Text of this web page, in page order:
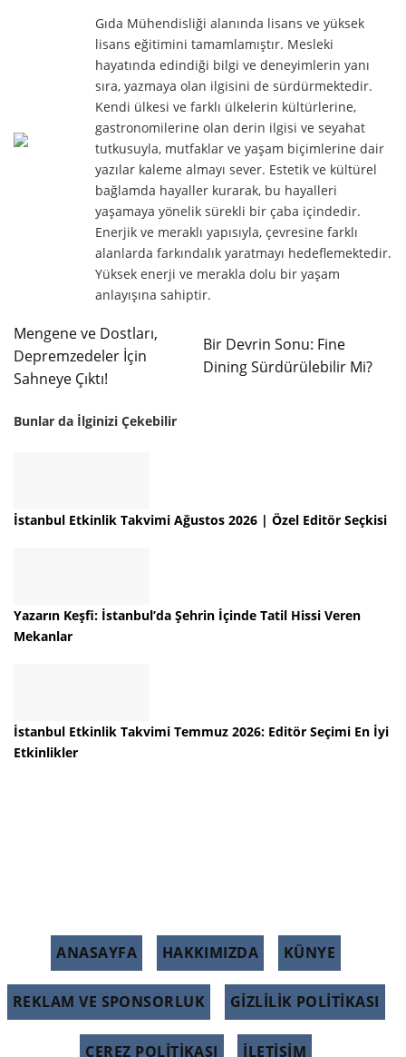
Gıda Mühendisliği alanında lisans ve yüksek
lisans eğitimini tamamlamıştır. Mesleki
hayatında edindiği bilgi ve deneyimlerin yanı
sıra, yazmaya olan ilgisini de sürdürmektedir.
Kendi ülkesi ve farklı ülkelerin kültürlerine,
gastronomilerine olan derin ilgisi ve seyahat
tutkusuyla, mutfaklar ve yaşam biçimlerine dair
yazılar kaleme almayı sever. Estetik ve kültürel
bağlamda hayaller kurarak, bu hayalleri
yaşamaya yönelik sürekli bir çaba içindedir.
Enerjik ve meraklı yapısıyla, çevresine farklı
alanlarda farkındalık yaratmayı hedeflemektedir.
Yüksek enerji ve merakla dolu bir yaşam
anlayışına sahiptir.
Mengene ve Dostları,
Depremzedeler İçin
Sahneye Çıktı!
Bir Devrin Sonu: Fine
Dining Sürdürülebilir Mi?
Bunlar da İlginizi Çekebilir
İstanbul Etkinlik Takvimi Ağustos 2026 | Özel Editör Seçkisi
Yazarın Keşfi: İstanbul’da Şehrin İçinde Tatil Hissi Veren
Mekanlar
İstanbul Etkinlik Takvimi Temmuz 2026: Editör Seçimi En İyi
Etkinlikler
ANASAYFA HAKKIMIZDA KÜNYE
REKLAM VE SPONSORLUK GIZLILIK POLITIKASI
ÇEREZ POLITIKASI İLETİŞİM